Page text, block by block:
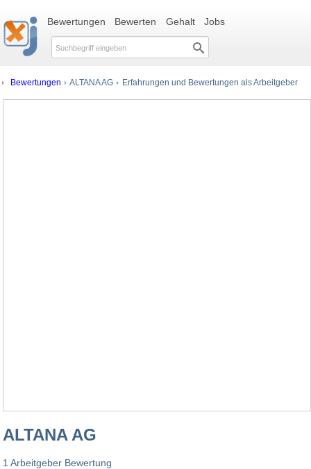
Bewertungen Bewerten Gehalt Jobs
Bewertungen ALTANA AG Erfahrungen und Bewertungen als Arbeitgeber
ALTANA AG
1 Arbeitgeber Bewertung